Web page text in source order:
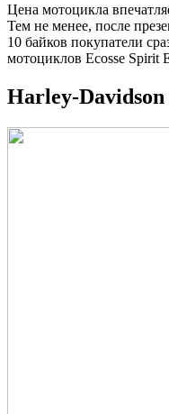
Цена мотоцикла
Тем не менее, после
10 байков покупатели
мотоциклов Ecosse Spirit
Harley-